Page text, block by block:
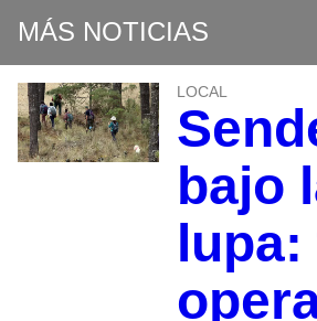
MÁS NOTICIAS
LOCAL
bajo